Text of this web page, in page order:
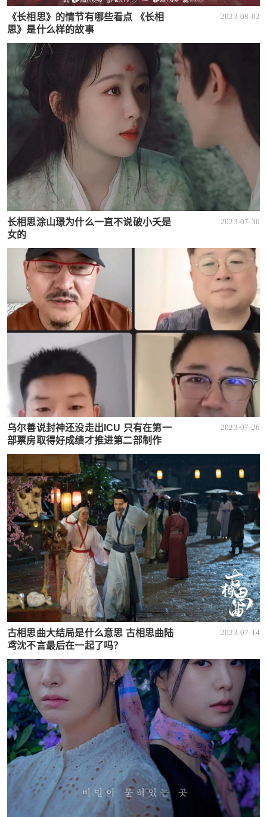
《长相思》的情节有哪些看点 《长相
思》是什么样的故事
2023-08-02
长相思涂山璟为什么一直不说破小夭是
女的
2023-07-30
乌尔善说封神还没走出ICU 只有在第一
部票房取得好成绩才推进第二部制作
2023-07-26
古相思曲大结局是什么意思 古相思曲陆
鸢沈不言最后在一起了吗？
2023-07-14